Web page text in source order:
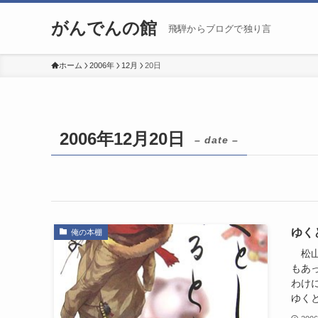
がんでんの館 飛騨からブログで独り言
ホーム 2006年 12月 20日
2006年12月20日 – date –
俺の本棚 ゆく
松
もあ
わけ
ゆく